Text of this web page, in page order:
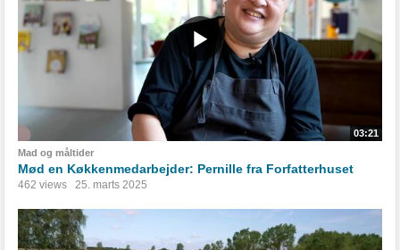
03:21
Mad og måltider
Mød en Køkkenmedarbejder: Pernille fra Forfatterhuset
462 views 25. marts 2025